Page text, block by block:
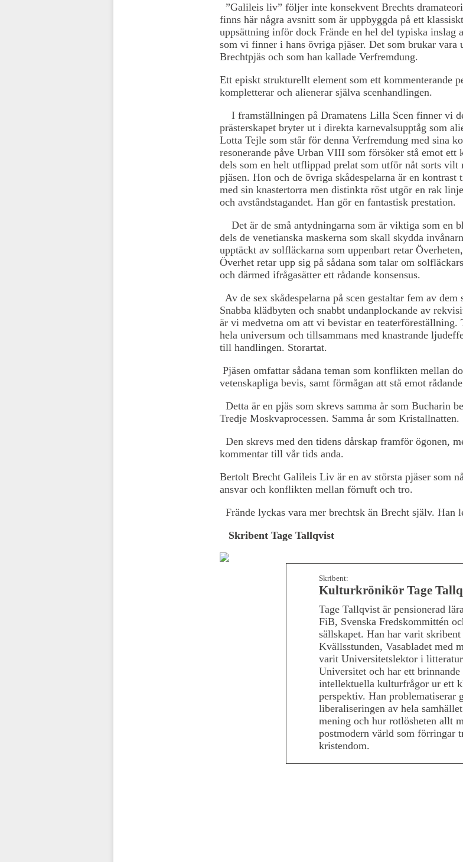
”Galileis liv” följer inte konsekvent Brechts
finns här några avsnitt som är uppbyggda på ett
uppsättning inför dock Frände en hel del typiska inslag
som vi finner i hans övriga pjäser. Det som brukar vara
Brechtpjäs och som han kallade Verfremdung.
Ett episkt strukturellt element som ett kommenterande
kompletterar och alienerar själva scenhandlingen.
I framställningen på Dramatens Lilla Scen finner vi
prästerskapet bryter ut i direkta karnevalsupptåg som
Lotta Tejle som står för denna Verfremdung med sina
resonerande påve Urban VIII som försöker stå emot ett
dels som en helt utflippad prelat som utför nåt sorts vilt
pjäsen. Hon och de övriga skådespelarna är en
med sin knastertorra men distinkta röst utgör en rak
och avståndstagandet. Han gör en fantastisk prestation.
Det är de små antydningarna som är viktiga som en
dels de venetianska maskerna som skall skydda
upptäckt av solfläckarna som uppenbart retar
Överhet retar upp sig på sådana som talar om
och därmed ifrågasätter ett rådande konsensus.
Av de sex skådespelarna på scen gestaltar fem av
Snabba klädbyten och snabbt undanplockande av
är vi medvetna om att vi bevistar en teaterföreställning.
hela universum och tillsammans med knastrande
till handlingen. Storartat.
Pjäsen omfattar sådana teman som konflikten mellan
vetenskapliga bevis, samt förmågan att stå emot
Detta är en pjäs som skrevs samma år som Bucharin
Tredje Moskvaprocessen. Samma år som Kristallnatten.
Den skrevs med den tidens dårskap framför ögonen,
kommentar till vår tids anda.
Bertolt Brecht Galileis Liv är en av största pjäser som
ansvar och konflikten mellan förnuft och tro.
Frände lyckas vara mer brechtsk än Brecht själv. Han
Skribent Tage Tallqvist
Skribent:
Kulturkrönikör Tage
Tage Tallqvist är pensionerad
FiB, Svenska Fredskommittén
sällskapet. Han har varit
Kvällsstunden, Vasabladet med
varit Universitetslektor i
Universitet och har ett brinnande
intellektuella kulturfrågor ur ett
perspektiv. Han problematiserar
liberaliseringen av hela
mening och hur rotlösheten allt
postmodern värld som förringar
kristendom.